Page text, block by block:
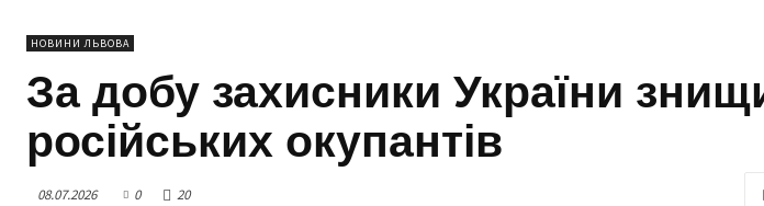
НОВИНИ ЛЬВОВА
За добу захисники України
російських окупантів
08.07.2026 0 20